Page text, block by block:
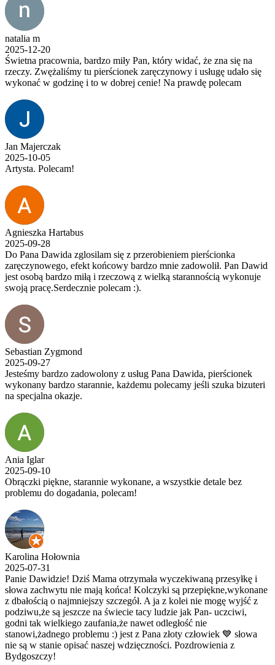
natalia m
2025-12-20
Świetna pracownia, bardzo miły Pan, który widać, że zna się na
rzeczy. Zwężaliśmy tu pierścionek zaręczynowy i usługę udało się
wykonać w godzinę i to w dobrej cenie! Na prawdę polecam
Jan Majerczak
2025-10-05
Artysta. Polecam!
Agnieszka Hartabus
2025-09-28
Do Pana Dawida zglosilam się z przerobieniem pierścionka
zaręczynowego, efekt końcowy bardzo mnie zadowolił. Pan Dawid
jest osobą bardzo miłą i rzeczową z wielką starannością wykonuje
swoją pracę.Serdecznie polecam :).
Sebastian Zygmond
2025-09-27
Jesteśmy bardzo zadowolony z usług Pana Dawida, pierścionek
wykonany bardzo starannie, każdemu polecamy jeśli szuka bizuteri
na specjalna okazje.
Ania Iglar
2025-09-10
Obrączki piękne, starannie wykonane, a wszystkie detale bez
problemu do dogadania, polecam!
Karolina Hołownia
2025-07-31
Panie Dawidzie! Dziś Mama otrzymała wyczekiwaną przesyłkę i
słowa zachwytu nie mają końca! Kolczyki są przepiękne,wykonane
z dbałością o najmniejszy szczegół. A ja z kolei nie mogę wyjść z
podziwu,że są jeszcze na świecie tacy ludzie jak Pan- uczciwi,
godni tak wielkiego zaufania,że nawet odległość nie
stanowi,żadnego problemu :) jest z Pana złoty człowiek 💙 słowa
nie są w stanie opisać naszej wdzięczności. Pozdrowienia z
Bydgoszczy!